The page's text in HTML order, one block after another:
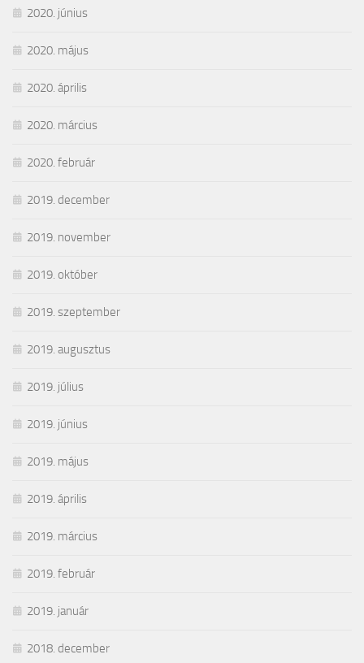
2020. június
2020. május
2020. április
2020. március
2020. február
2019. december
2019. november
2019. október
2019. szeptember
2019. augusztus
2019. július
2019. június
2019. május
2019. április
2019. március
2019. február
2019. január
2018. december